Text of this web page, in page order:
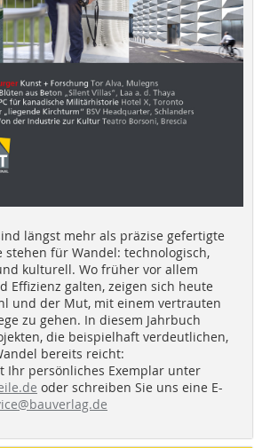
längst mehr als präzise gefertigte
stehen für Wandel: technologisch,
kulturell. Wo früher vor allem
Effizienz galten, zeigen sich heute
und der Mut, mit einem vertrauten
zu gehen. In diesem Jahrbuch
die beispielhaft verdeutlichen,
bereits reicht:
Ihr persönliches Exemplar unter
oder schreiben Sie uns eine E-